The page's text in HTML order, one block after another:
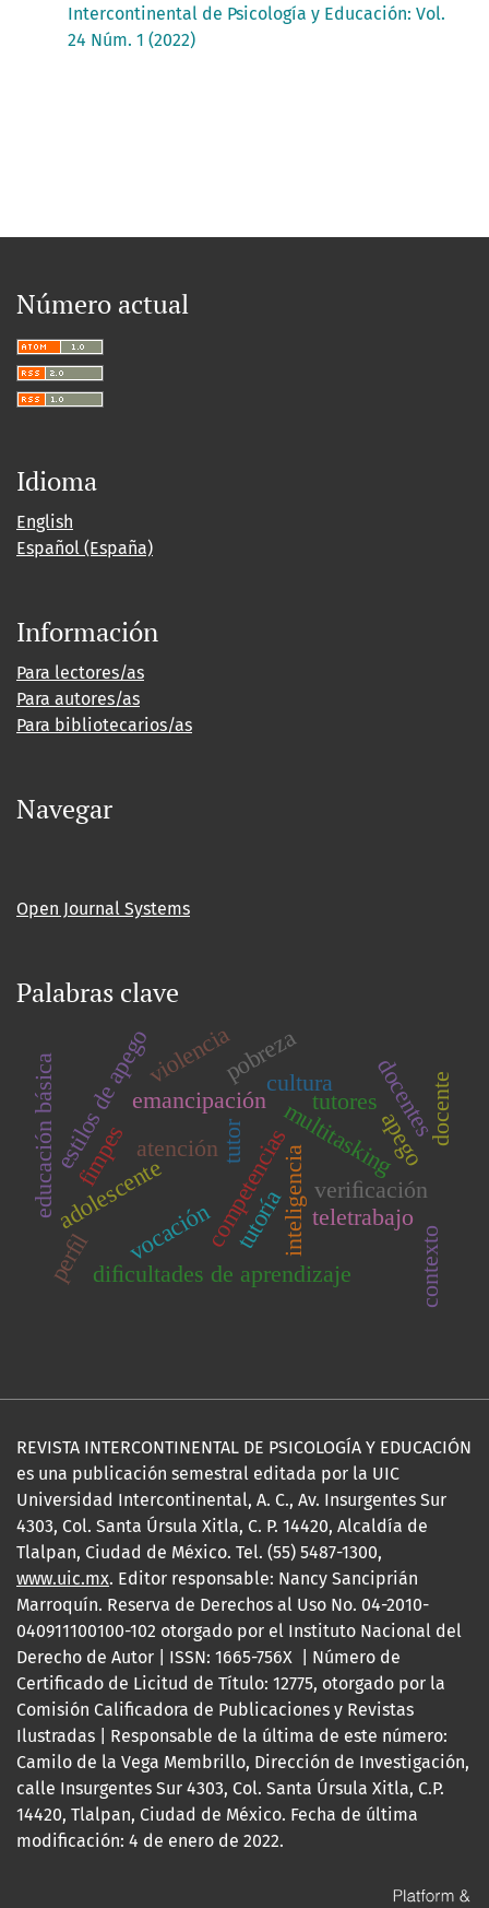
Intercontinental de Psicología y Educación: Vol.
24 Núm. 1 (2022)
Número actual
Idioma
English
Español (España)
Información
Para lectores/as
Para autores/as
Para bibliotecarios/as
Navegar
Open Journal Systems
Palabras clave
multitasking
atención
emancipación
veriﬁcación
inteligencia
competencias
tutoresdocentes
teletrabajo
apego
cultura
estilos de apego
diﬁcultades de aprendizaje
educación básica docente
vocación
adolescente
tutor
tutoría
contexto
perﬁl
violenciapobreza
fimpes
REVISTA INTERCONTINENTAL DE PSICOLOGÍA Y EDUCACIÓN
es una publicación semestral editada por la UIC
Universidad Intercontinental, A. C., Av. Insurgentes Sur
4303, Col. Santa Úrsula Xitla, C. P. 14420, Alcaldía de
Tlalpan, Ciudad de México. Tel. (55) 5487-1300,
www.uic.mx. Editor responsable: Nancy Sanciprián
Marroquín. Reserva de Derechos al Uso No. 04-2010-
040911100100-102 otorgado por el Instituto Nacional del
Derecho de Autor | ISSN: 1665-756X | Número de
Certificado de Licitud de Título: 12775, otorgado por la
Comisión Calificadora de Publicaciones y Revistas
Ilustradas | Responsable de la última de este número:
Camilo de la Vega Membrillo, Dirección de Investigación,
calle Insurgentes Sur 4303, Col. Santa Úrsula Xitla, C.P.
14420, Tlalpan, Ciudad de México. Fecha de última
modificación: 4 de enero de 2022.